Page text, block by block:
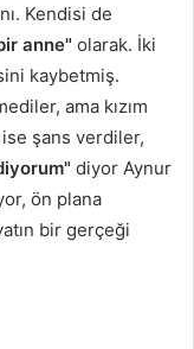
Kendisi de
anne" olarak. İki
kaybetmiş.
ama kızım
ise şans verdiler,
diyor Aynur
ön plana
bir gerçeği